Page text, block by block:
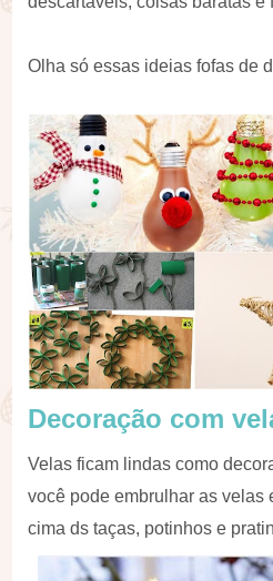
Olha só essas ideias fofas de
Decoração com
Velas ficam lindas como
você pode embrulhar as velas
cima ds taças, potinhos e